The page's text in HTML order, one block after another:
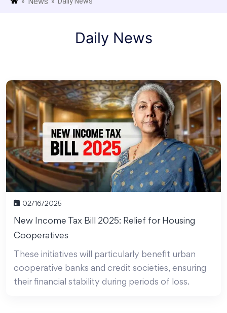
Daily News
02/16/2025
New Income Tax Bill 2025: Relief for Housing
Cooperatives
These initiatives will particularly benefit urban
cooperative banks and credit societies, ensuring
their financial stability during periods of loss.